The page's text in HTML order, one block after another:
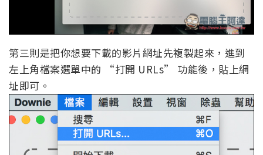
第三則是把你想要下載的影片網址先複製起來，進到
左上角檔案選單中的 “打開 URLs” 功能後，貼上網
址即可。